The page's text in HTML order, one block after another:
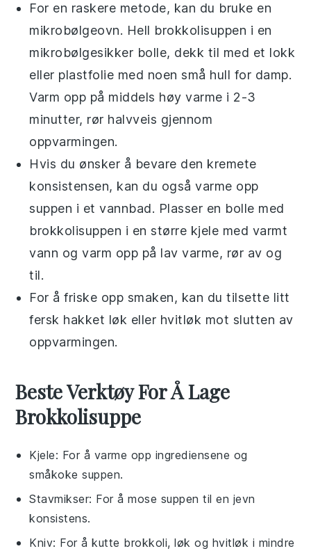
For en raskere metode, kan du bruke en
mikrobølgeovn. Hell brokkolisuppen i en
mikrobølgesikker bolle, dekk til med et lokk
eller plastfolie med noen små hull for damp.
Varm opp på middels høy varme i 2-3
minutter, rør halvveis gjennom
oppvarmingen.
Hvis du ønsker å bevare den kremete
konsistensen, kan du også varme opp
suppen i et vannbad. Plasser en bolle med
brokkolisuppen i en større kjele med varmt
vann og varm opp på lav varme, rør av og
til.
For å friske opp smaken, kan du tilsette litt
fersk hakket løk eller hvitløk mot slutten av
oppvarmingen.
Beste Verktøy For Å Lage
Brokkolisuppe
Kjele: For å varme opp ingrediensene og
småkoke suppen.
Stavmikser: For å mose suppen til en jevn
konsistens.
Kniv: For å kutte brokkoli, løk og hvitløk i mindre